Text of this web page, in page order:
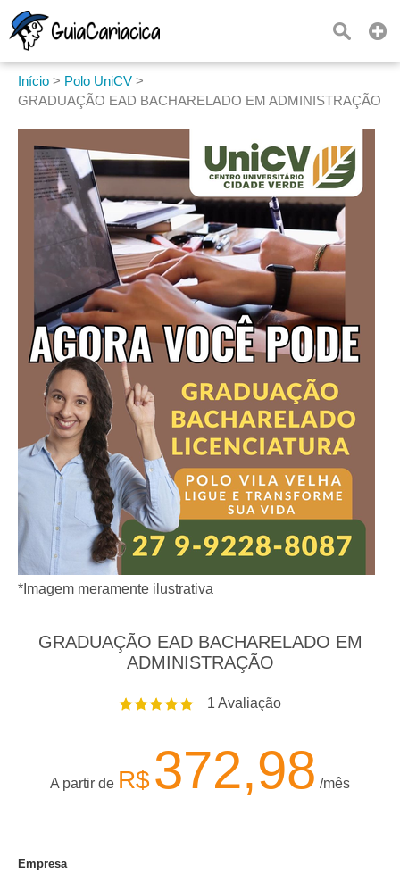
Início > Polo UniCV >
GRADUAÇÃO EAD BACHARELADO EM ADMINISTRAÇÃO
*Imagem meramente ilustrativa
GRADUAÇÃO EAD BACHARELADO EM
ADMINISTRAÇÃO
1 Avaliação
A partir de R$372,98 /mês
Empresa